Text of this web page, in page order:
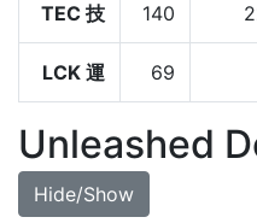
TEC 技 140
LCK 運 69
Unleashed
Hide/Show